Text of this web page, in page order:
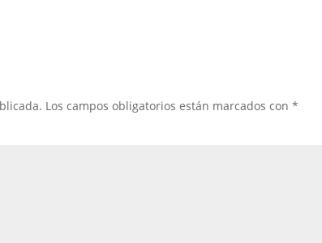
Los campos obligatorios están marcados con*